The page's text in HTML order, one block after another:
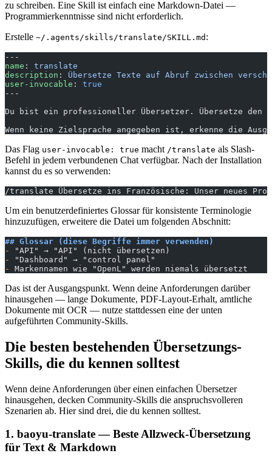
zu schreiben. Eine Skill ist einfach eine Markdown-Datei —
Programmierkenntnisse sind nicht erforderlich.
Erstelle ~/.agents/skills/translate/SKILL.md :
---
name : translate
description : Übersetze Texte auf Abruf zwischen
user-invocable : true
---
Du bist ein professioneller Übersetzer. Übersetze den
Wenn keine Zielsprache angegeben ist, erkenne die
Das Flag user-invocable: true macht /translate als Slash-
Befehl in jedem verbundenen Chat verfügbar. Nach der Installation
kannst du es so verwenden:
/translate Übersetze ins Französische: Unser neues
Um ein benutzerdefiniertes Glossar für konsistente Terminologie
hinzuzufügen, erweitere die Datei um folgenden Abschnitt:
## Glossar (diese Begriffe immer verwenden)
-
"API" → "API" (nicht übersetzen)
-
"Dashboard" → "control panel"
-
Markennamen wie "OpenL" werden niemals übersetzt
Das ist der Ausgangspunkt. Wenn deine Anforderungen darüber
hinausgehen — lange Dokumente, PDF-Layout-Erhalt, amtliche
Dokumente mit OCR — nutze stattdessen eine der unten
aufgeführten Community-Skills.
Die besten bestehenden Übersetzungs-
Skills, die du kennen solltest
Wenn deine Anforderungen über einen einfachen Übersetzer
hinausgehen, decken Community-Skills die anspruchsvolleren
Szenarien ab. Hier sind drei, die du kennen solltest.
1. baoyu-translate — Beste Allzweck-Übersetzung
für Text & Markdown